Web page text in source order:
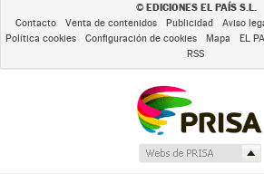
© EDICIONES EL PAÍS S.L.
Contacto Venta de contenidos Publicidad Aviso
Política cookies
Configuración de cookies Mapa EL
RSS